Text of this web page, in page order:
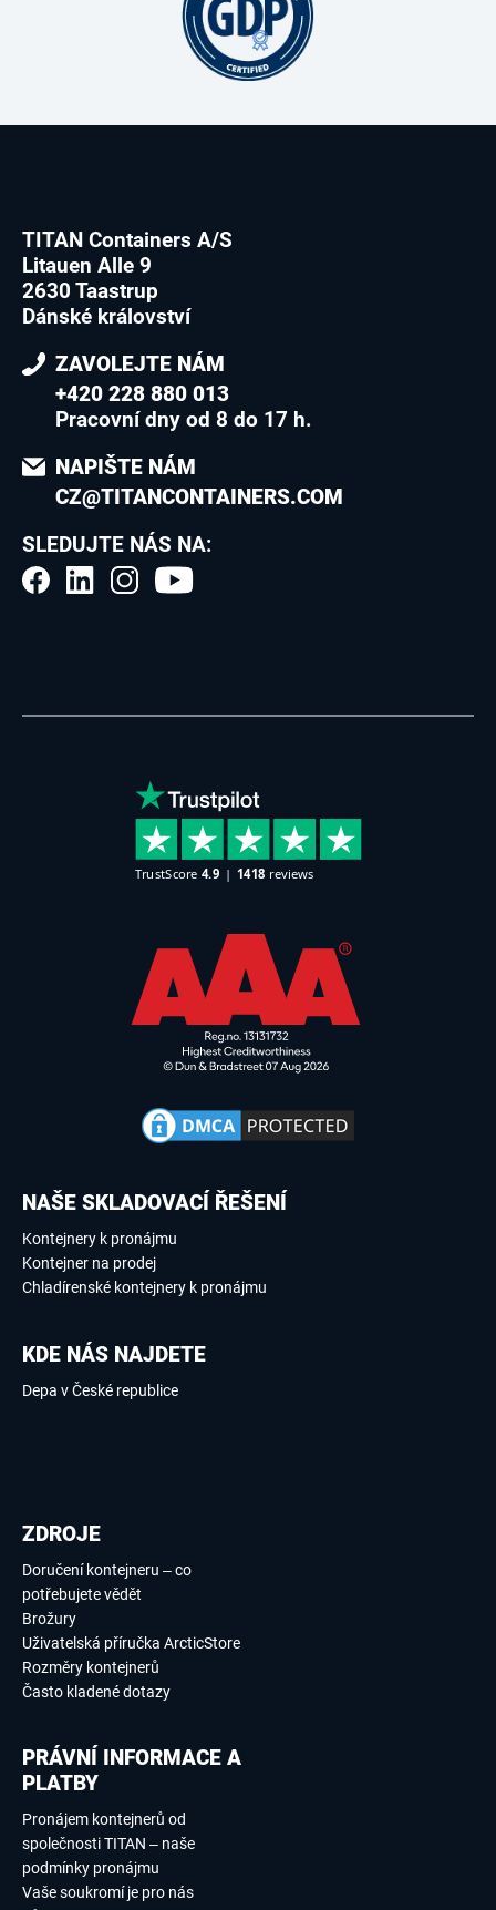
TITAN Containers A/S
Litauen Alle 9
2630 Taastrup
Dánské království
ZAVOLEJTE NÁM
+420 228 880 013
Pracovní dny od 8 do 17 h.
NAPIŠTE NÁM
CZ@TITANCONTAINERS.COM
SLEDUJTE NÁS NA:
NAŠE SKLADOVACÍ ŘEŠENÍ
Kontejnery k pronájmu
Kontejner na prodej
Chladírenské kontejnery k pronájmu
KDE NÁS NAJDETE
Depa v České republice
ZDROJE
Doručení kontejneru – co
potřebujete vědět
Brožury
Uživatelská příručka ArcticStore
Rozměry kontejnerů
Často kladené dotazy
PRÁVNÍ INFORMACE A
PLATBY
Pronájem kontejnerů od
společnosti TITAN – naše
podmínky pronájmu
Vaše soukromí je pro nás